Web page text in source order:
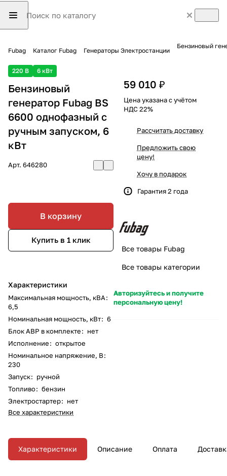
Fubag Каталог Fubag Генераторы Электростанции
220 В 6 кВт
Бензиновый
генератор Fubag BS
6600 однофазный с
ручным запуском, 6
кВт
Арт. 646280
В корзину
Купить в 1 клик
Характеристики
Максимальная мощность, кВА:
6,5
Номинальная мощность, кВт: 6
Блок АВР в комплекте: нет
Исполнение: открытое
Номинальное напряжение, В:
230
Запуск: ручной
Топливо: бензин
Электростартер: нет
Все характеристики
59 010 ₽
Цена указана с учётом
НДС 22%
Рассчитать доставку
Предложить свою
цену!
Хочу в подарок
Гарантия 2 года
Все товары Fubag
Все товары категории
Авторизуйтесь и получите
персональную цену!
Характеристики Описание Оплата